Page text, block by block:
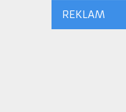
REKLAM